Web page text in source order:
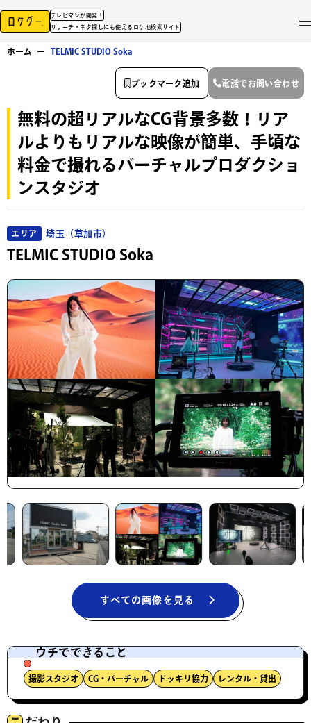
テレビマンが開発！
リサーチ・ネタ探しにも使えるロケ地検索サイト
ホーム ー TELMIC STUDIO Soka
無料の超リアルなCG背景多数！リア
ルよりもリアルな映像が簡単、手頃な
料金で撮れるバーチャルプロダクショ
ンスタジオ
エリア 埼玉（草加市）
TELMIC STUDIO Soka
すべての画像を見る
ウチでできること
撮影スタジオ CG・バーチャル ドッキリ協力 レンタル・貸出
ブックマーク追加 電話でお問い合わせ